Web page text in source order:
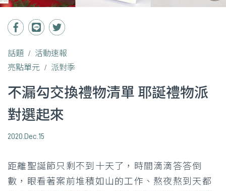
話題
活動速報
亮點單元
派對季
不漏勾交換禮物清單 耶誕禮物派
對選起來
2020.Dec.15
距離聖誕節只剩不到十天了，時間滴滴答答倒
數，眼看著案前堆積如山的工作、熬夜熬到天都